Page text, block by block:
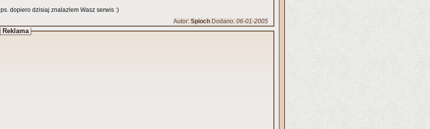
ps. dopiero dzisiaj znalazlem Wasz serwis :)
Autor: Spioch Dodano: 06-01-2005
Reklama